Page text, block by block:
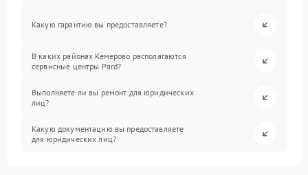
Какую гарантию вы предоставляете?
В каких районах Кемерово располагаются
сервисные центры Pard?
Выполняете ли вы ремонт для юридических
лиц?
Какую документацию вы предоставляете
для юридических лиц?